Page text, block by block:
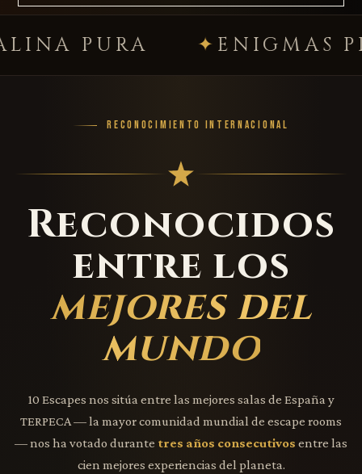
ENIGMAS
RECONOCIMIENTO INTERNACIONAL
Reconocidos
entre los
mejores del
mundo
10 Escapes nos sitúa entre las mejores salas de España y
TERPECA — la mayor comunidad mundial de escape rooms
— nos ha votado durante tres años consecutivos entre las
cien mejores experiencias del planeta.